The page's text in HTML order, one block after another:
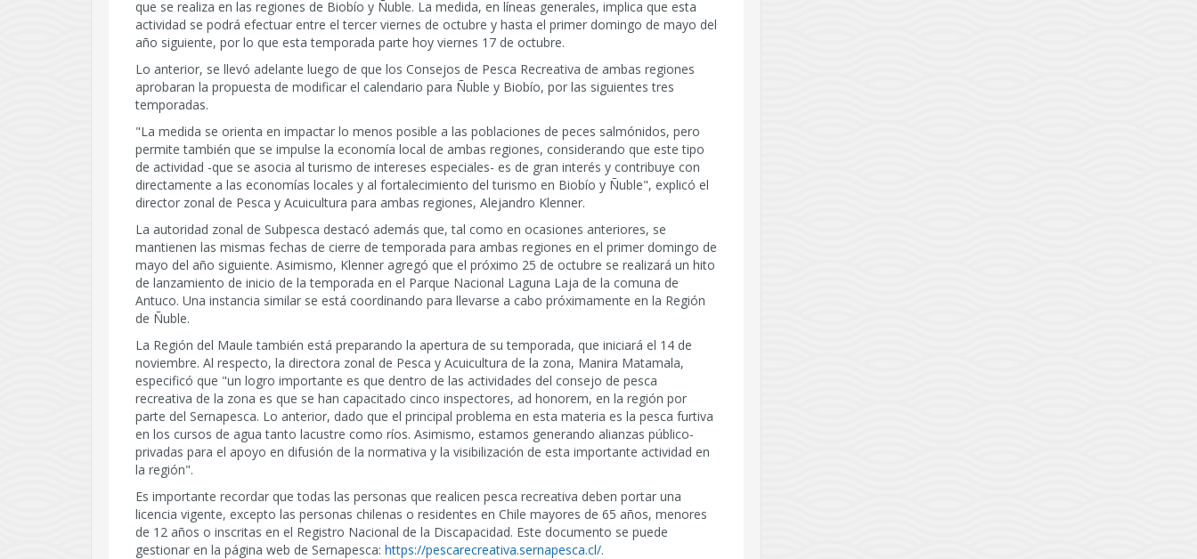
que se realiza en las regiones de Biobío y Ñuble. La medida, en líneas generales, implica que esta
actividad se podrá efectuar entre el tercer viernes de octubre y hasta el primer domingo de mayo del
año siguiente, por lo que esta temporada parte hoy viernes 17 de octubre.
Lo anterior, se llevó adelante luego de que los Consejos de Pesca Recreativa de ambas regiones
aprobaran la propuesta de modificar el calendario para Ñuble y Biobío, por las siguientes tres
temporadas.
"La medida se orienta en impactar lo menos posible a las poblaciones de peces salmónidos, pero
permite también que se impulse la economía local de ambas regiones, considerando que este tipo
de actividad -que se asocia al turismo de intereses especiales- es de gran interés y contribuye con
directamente a las economías locales y al fortalecimiento del turismo en Biobío y Ñuble", explicó el
director zonal de Pesca y Acuicultura para ambas regiones, Alejandro Klenner.
La autoridad zonal de Subpesca destacó además que, tal como en ocasiones anteriores, se
mantienen las mismas fechas de cierre de temporada para ambas regiones en el primer domingo de
mayo del año siguiente. Asimismo, Klenner agregó que el próximo 25 de octubre se realizará un hito
de lanzamiento de inicio de la temporada en el Parque Nacional Laguna Laja de la comuna de
Antuco. Una instancia similar se está coordinando para llevarse a cabo próximamente en la Región
de Ñuble.
La Región del Maule también está preparando la apertura de su temporada, que iniciará el 14 de
noviembre. Al respecto, la directora zonal de Pesca y Acuicultura de la zona, Manira Matamala,
especificó que "un logro importante es que dentro de las actividades del consejo de pesca
recreativa de la zona es que se han capacitado cinco inspectores, ad honorem, en la región por
parte del Sernapesca. Lo anterior, dado que el principal problema en esta materia es la pesca furtiva
en los cursos de agua tanto lacustre como ríos. Asimismo, estamos generando alianzas público-
privadas para el apoyo en difusión de la normativa y la visibilización de esta importante actividad en
la región".
Es importante recordar que todas las personas que realicen pesca recreativa deben portar una
licencia vigente, excepto las personas chilenas o residentes en Chile mayores de 65 años, menores
de 12 años o inscritas en el Registro Nacional de la Discapacidad. Este documento se puede
gestionar en la página web de Sernapesca: https://pescarecreativa.sernapesca.cl/.